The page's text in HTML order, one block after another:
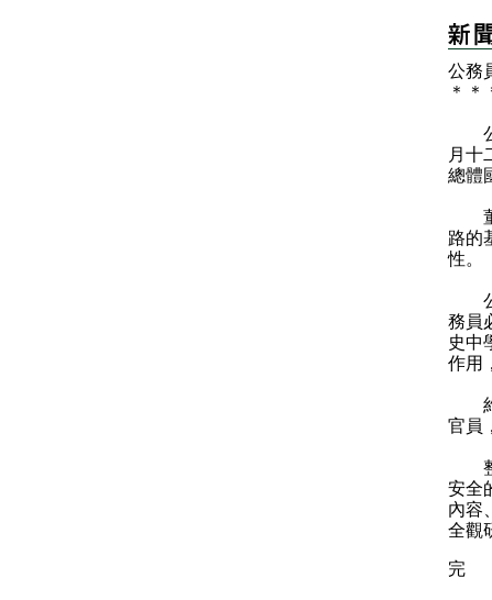
公務
＊
＊
公
月十
總體
董
路的
性。
公
務員
史中
作用
約
官員
整
安全
內容
全觀
完